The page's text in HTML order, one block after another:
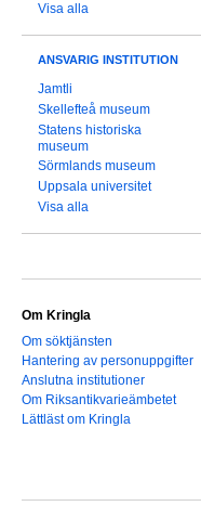
Visa alla
ANSVARIG INSTITUTION
Jamtli
Skellefteå museum
Statens historiska
museum
Sörmlands museum
Uppsala universitet
Visa alla
Om Kringla
Om söktjänsten
Hantering av personuppgifter
Anslutna institutioner
Om Riksantikvarieämbetet
Lättläst om Kringla